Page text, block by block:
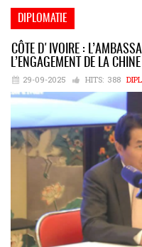
DIPLOMATIE
CÔTE D'IVOIRE :
L’ENGAGEMENT DE LA
29-09-2025 HITS: 388